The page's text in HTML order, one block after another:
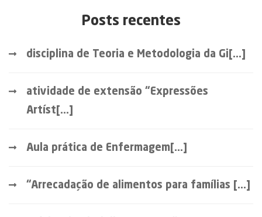
Posts recentes
disciplina de Teoria e Metodologia da Gi[...]
atividade de extensão “Expressões
Artíst[...]
Aula prática de Enfermagem[...]
“Arrecadação de alimentos para famílias [...]